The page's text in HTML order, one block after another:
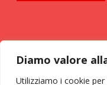
Diamo valore
Utilizziamo i cookie